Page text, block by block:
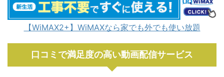
【WiMAX2+】WiMAXなら家でも外でも使い放題
口コミで満足度の高い動画配信サービス